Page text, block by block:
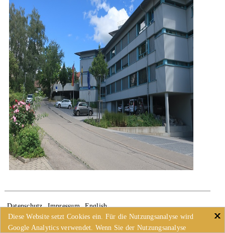
Datenschutz Impressum
English
Diese Website setzt Cookies ein. Für die Nutzungsanalyse wird
Google Analytics verwendet. Wenn Sie der Nutzungsanalyse